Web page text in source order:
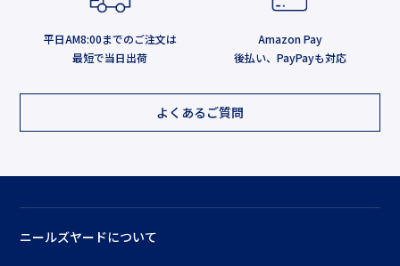
平日AM8:00までのご注文は
最短で当日出荷
Amazon Pay
後払い、PayPayも対応
よくあるご質問
ニールズヤードについて